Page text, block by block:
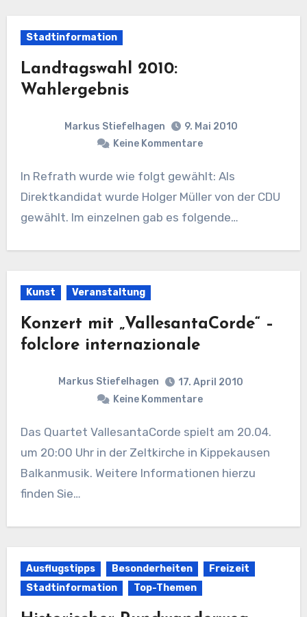
Stadtinformation
Landtagswahl 2010:
Wahlergebnis
Markus Stiefelhagen
9. Mai 2010
Keine Kommentare
In Refrath wurde wie folgt gewählt: Als
Direktkandidat wurde Holger Müller von der CDU
gewählt. Im einzelnen gab es folgende…
Kunst Veranstaltung
Konzert mit „VallesantaCorde“ –
folclore internazionale
Markus Stiefelhagen
17. April 2010
Keine Kommentare
Das Quartet VallesantaCorde spielt am 20.04.
um 20:00 Uhr in der Zeltkirche in Kippekausen
Balkanmusik. Weitere Informationen hierzu
finden Sie…
Ausflugstipps Besonderheiten
Freizeit
Stadtinformation
Top-Themen